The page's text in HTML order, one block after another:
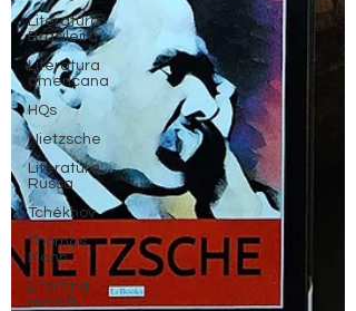
Literatura
Brasileira
Literatura
americana
HQs
Nietzsche
Literatura
Russa
Tchékhov
Thomas
Mann
Literária
alemã